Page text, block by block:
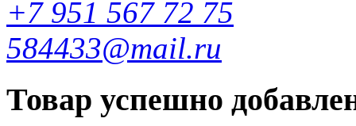
+7 951 567 72 75
584433@mail.ru
Товар успешно